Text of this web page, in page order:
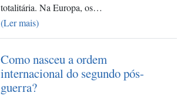
totalitária. Na Europa, os…
(Ler mais)
Como nasceu a ordem
internacional do segundo pós-
guerra?